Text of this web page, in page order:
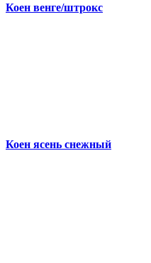
Коен венге/штрокс
Коен ясень снежный